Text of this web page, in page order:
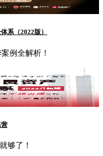
系（2022版）
例全解析！
够了！